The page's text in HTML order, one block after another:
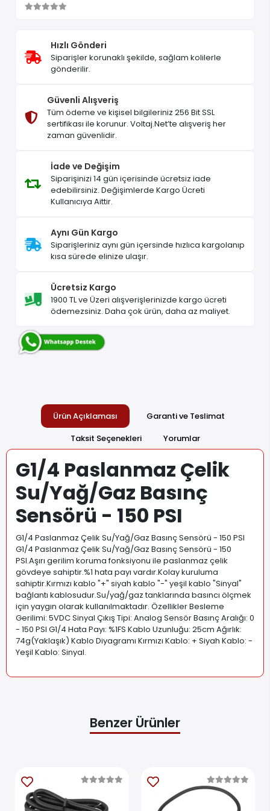
Hızlı Gönderi
Siparişler korunaklı şekilde, sağlam kolilerle
gönderilir.
Güvenli Alışveriş
Tüm ödeme ve kişisel bilgileriniz 256 Bit SSL
sertifikası ile korunur. Voltaj.Net’te alışveriş her
zaman güvenlidir.
İade ve Değişim
Siparişinizi 14 gün içerisinde ücretsiz iade
edebilirsiniz. Değişimlerde Kargo Ücreti
Kullanıcıya Aittir.
Aynı Gün Kargo
Siparişleriniz aynı gün içersinde hızlıca kargolanıp
kısa sürede elinize ulaşır.
Ücretsiz Kargo
1900 TL ve Üzeri alışverişlerinizde kargo ücreti
ödemezsiniz. Daha çok ürün, daha az maliyet.
Ürün Açıklaması
Garanti ve Teslimat
Taksit Seçenekleri
Yorumlar
G1/4 Paslanmaz Çelik
Su/Yağ/Gaz Basınç
Sensörü - 150 PSI
G1/4 Paslanmaz Çelik Su/Yağ/Gaz Basınç Sensörü - 150 PSI
G1/4 Paslanmaz Çelik Su/Yağ/Gaz Basınç Sensörü - 150
PSI.Aşırı gerilim koruma fonksiyonu ile paslanmaz çelik
gövdeye sahiptir.%1 hata payı vardır.Kolay kuruluma
sahiptir.Kırmızı kablo "+" siyah kablo "-" yeşil kablo "Sinyal"
bağlantı kablosudur.Su/yağ/gaz tanklarında basıncı ölçmek
için yaygın olarak kullanılmaktadır. Özellikler Besleme
Gerilimi: 5VDC Sinyal Çıkış Tipi: Analog Sensör Basınç Aralığı: 0
- 150 PSI G1/4 Hata Payı: %1FS Kablo Uzunluğu: 25cm Ağırlık:
74g(Yaklaşık) Kablo Diyagramı Kırmızı Kablo: + Siyah Kablo: -
Yeşil Kablo: Sinyal.
Benzer Ürünler